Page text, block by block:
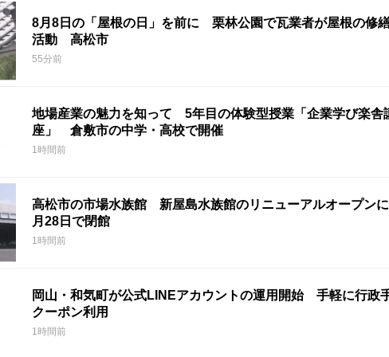
8月8日の「屋根の日」を前に 栗林公園で瓦業者が屋根の修
活動 高松市
55分前
地場産業の魅力を知って 5年目の体験型授業「企業学び楽舎
座」 倉敷市の中学・高校で開催
1時間前
高松市の市場水族館 新屋島水族館のリニューアルオープン
月28日で閉館
1時間前
岡山・和気町が公式LINEアカウントの運用開始 手軽に行政
クーポン利用
1時間前